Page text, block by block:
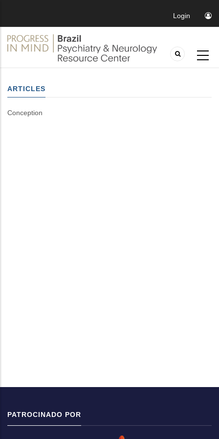
Login
ARTICLES
Conception
PATROCINADO POR